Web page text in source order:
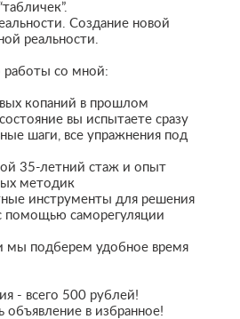
Создание новой
реальности.
со мной:
копаний в прошлом
вы испытаете сразу
шаги, все упражнения под
35-летний стаж и опыт
методик
инструменты для решения
помощью саморегуляции
мы подберем удобное время
- всего 500 рублей!
объявление в избранное!